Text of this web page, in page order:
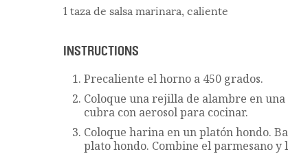
1 taza de salsa marinara, caliente
INSTRUCTIONS
Precaliente el horno a 450 grados.
Coloque una rejilla de alambre en
cubra con aerosol para cocinar.
Coloque harina en un platón hondo.
plato hondo. Combine el parmesano